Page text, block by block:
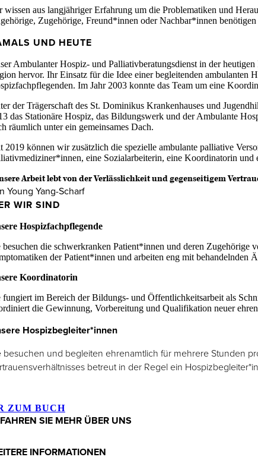
wissen aus langjähriger Erfahrung um die Problematiken und
Zugehörige, Freund*innen oder Nachbar*innen
UND HEUTE
Ambulanter Hospiz- und Palliativberatungsdienst in der
hervor. Ihr Einsatz für die Idee einer begleitenden ambulanten
Im Jahr 2003 konnte das Team um eine
der Trägerschaft des St. Dominikus Krankenhauses und
das Stationäre Hospiz, das Bildungswerk und der Ambulante
räumlich unter ein gemeinsames Dach.
2019 können wir zusätzlich die spezielle ambulante palliative
eine Sozialarbeiterin, eine Koordinatorin
Arbeit lebt von der Verlässlichkeit und gegenseitigem
Young Yang-Scharf
WIR SIND
Hospizfachpflegende
besuchen die schwerkranken Patient*innen und deren
der Patient*innen und arbeiten eng mit behandelnden
Koordinatorin
fungiert im Bereich der Bildungs- und Öffentlichkeitsarbeit als
die Gewinnung, Vorbereitung und Qualifikation neuer
Hospizbegleiter*innen
besuchen und begleiten ehrenamtlich für mehrere Stunden
betreut in der Regel ein
ZUM BUCH
SIE MEHR ÜBER UNS
INFORMATIONEN